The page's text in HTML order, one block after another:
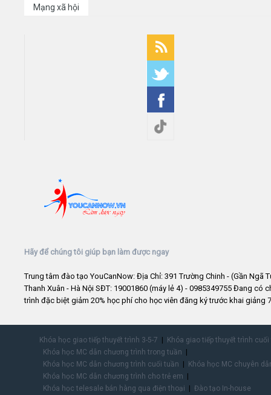
Mạng xã hội
Hãy để chúng tôi giúp bạn làm được ngay
Trung tâm đào tạo YouCanNow: Địa Chỉ: 391 Trường Chinh - (Gần Ngã
Thanh Xuân - Hà Nội SĐT: 19001860 (máy lẻ 4) - 0985349755 Đang có
trình đặc biệt giảm 20% học phí cho học viên đăng ký trước khai giảng
Khóa học giao tiếp thuyết trình 3-5-7
Khóa giao tiếp thuyết trình
Khóa học MC dẫn chương trình trong tuần
Khóa học MC dẫn chương trình cuối tuần
Khóa học MC chuyên
Khóa học MC dẫn chương trình cho trẻ em
Khóa học telesale bán hàng qua điện thoại
Đào tạo In-house